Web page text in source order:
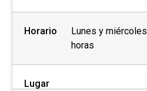
Horario
Lunes y
horas
Lugar